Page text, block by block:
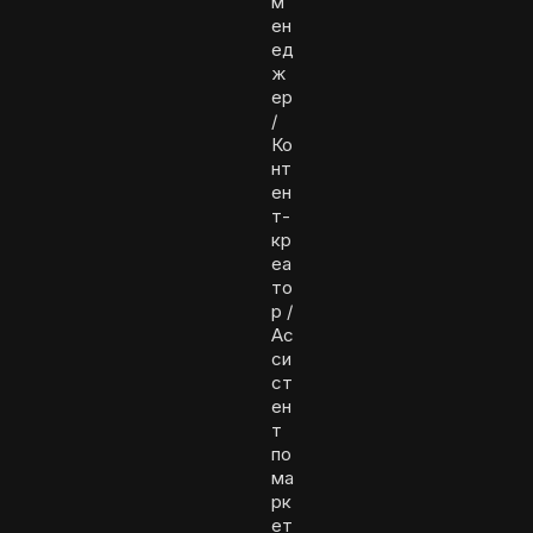
ен
ед
ж
ер
/
Ко
нт
ен
т-
кр
еа
то
р /
Ас
си
ст
ен
т
по
ма
рк
ет